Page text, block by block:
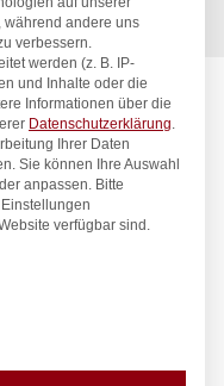
3/4″ ÜM
während andere uns
verbessern.
werden (z. B. IP-
und Inhalte oder die
Informationen über die
Datenschutzerklärung.
Ihrer Daten
Sie können Ihre Auswahl
anpassen. Bitte
verfügbar sind.
für die eine